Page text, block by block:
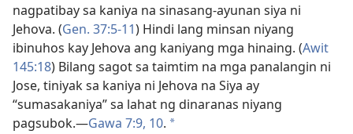
nagpatibay sa kaniya na sinasang-ayunan siya ni
Jehova. (Gen. 37:5-11) Hindi lang minsan niyang
ibinuhos kay Jehova ang kaniyang mga hinaing. (Awit
145:18) Bilang sagot sa taimtim na mga panalangin ni
Jose, tiniyak sa kaniya ni Jehova na Siya ay
“sumasakaniya” sa lahat ng dinaranas niyang
pagsubok.—Gawa 7:9, 10. a